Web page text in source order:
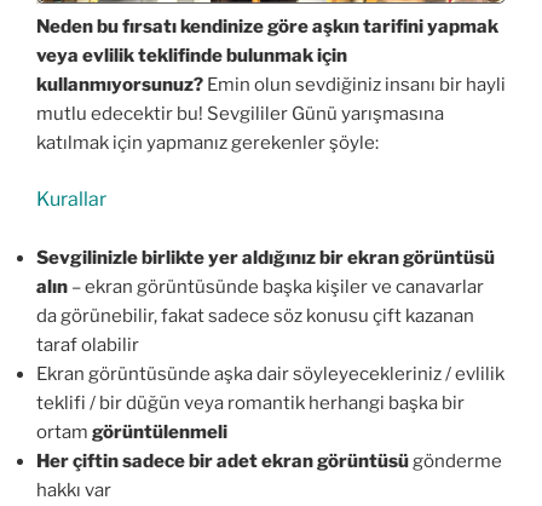
Neden bu fırsatı kendinize göre aşkın tarifini yapmak
veya evlilik teklifinde bulunmak için
kullanmıyorsunuz? Emin olun sevdiğiniz insanı bir hayli
mutlu edecektir bu! Sevgililer Günü yarışmasına
katılmak için yapmanız gerekenler şöyle:
Kurallar
Sevgilinizle birlikte yer aldığınız bir ekran görüntüsü
alın – ekran görüntüsünde başka kişiler ve canavarlar
da görünebilir, fakat sadece söz konusu çift kazanan
taraf olabilir
Ekran görüntüsünde aşka dair söyleyecekleriniz / evlilik
teklifi / bir düğün veya romantik herhangi başka bir
ortam görüntülenmeli
Her çiftin sadece bir adet ekran görüntüsü gönderme
hakkı var